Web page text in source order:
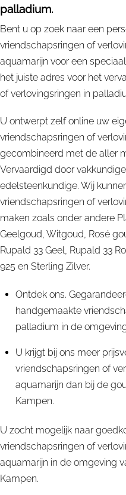
palladium.
Bent u op zoek naar een
vriendschapsringen of
aquamarijn voor een
het juiste adres voor het
of verlovingsringen in
U ontwerpt zelf online uw
vriendschapsringen of
gecombineerd met de aller
Vervaardigd door
edelsteenkundige. Wij
vriendschapsringen of
maken zoals onder andere
Geelgoud, Witgoud, Rosé
Rupald 33 Geel, Rupald 33
925 en Sterling Zilver.
Ontdek ons.
handgemaakte
palladium in de
U krijgt bij ons meer
vriendschapsringen of
aquamarijn dan bij de
Kampen.
U zocht mogelijk naar
vriendschapsringen of
aquamarijn in de omgeving
Kampen.